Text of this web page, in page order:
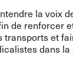
la voix
de renforcer
transports et
dans la